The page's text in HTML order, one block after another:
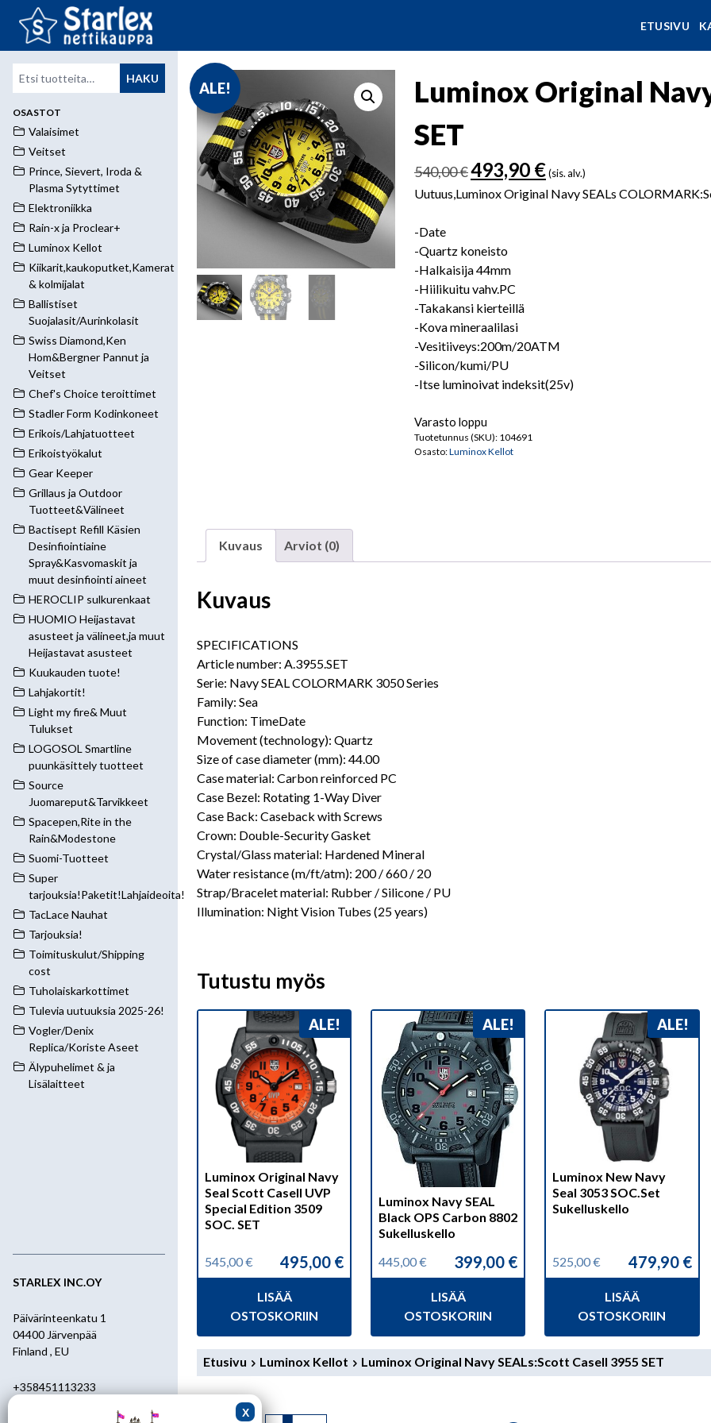
ETUSIVU
Etsi: HAKU
OSASTOT
Valaisimet
Veitset
Prince, Sievert, Iroda &
Plasma Sytyttimet
Elektroniikka
Rain-x ja Proclear+
Luminox Kellot
Kiikarit,kaukoputket,Kamerat
& kolmijalat
Ballistiset
Suojalasit/Aurinkolasit
Swiss Diamond,Ken
Hom&Bergner Pannut ja
Veitset
Chef's Choice teroittimet
Stadler Form Kodinkoneet
Erikois/Lahjatuotteet
Erikoistyökalut
Gear Keeper
Grillaus ja Outdoor
Tuotteet&Välineet
Bactisept Refill Käsien
Desinfiointiaine
Spray&Kasvomaskit ja
muut desinfiointi aineet
HEROCLIP sulkurenkaat
HUOMIO Heijastavat
asusteet ja välineet,ja muut
Heijastavat asusteet
Kuukauden tuote!
Lahjakortit!
Light my fire& Muut
Tulukset
LOGOSOL Smartline
puunkäsittely tuotteet
Source
Juomareput&Tarvikkeet
Spacepen,Rite in the
Rain&Modestone
Suomi-Tuotteet
Super
tarjouksia!Paketit!Lahjaideoita!
TacLace Nauhat
Tarjouksia!
Toimituskulut/Shipping
cost
Tuholaiskarkottimet
Tulevia uutuuksia 2025-26!
Vogler/Denix
Replica/Koriste Aseet
Älypuhelimet & ja
Lisälaitteet
STARLEX INC.OY
Päivärinteenkatu 1
04400 Järvenpää
Finland , EU
+358451113233
ALE!
Luminox Original
SET
540,00€ Alkuperäinen
hinta
oli:
493,90 €Nykyinen
hinta
on:
(sis. alv.)
Uutuus,Luminox Original Navy SEALs
-Date
-Quartz koneisto
-Halkaisija 44mm
-Hiilikuitu vahv.PC
-Takakansi kierteillä
-Kova mineraalilasi
-Vesitiiveys:200m/20ATM
-Silicon/kumi/PU
-Itse luminoivat indeksit(25v)
Varasto loppu
Tuotetunnus (SKU): 104691
Osasto:Luminox Kellot
Kuvaus Arviot (0)
Kuvaus
SPECIFICATIONS
Article number: A.3955.SET
Serie: Navy SEAL COLORMARK 3050 Series
Family: Sea
Function: TimeDate
Movement (technology): Quartz
Size of case diameter (mm): 44.00
Case material: Carbon reinforced PC
Case Bezel: Rotating 1-Way Diver
Case Back: Caseback with Screws
Crown: Double-Security Gasket
Crystal/Glass material: Hardened Mineral
Water resistance (m/ft/atm): 200 / 660 / 20
Strap/Bracelet material: Rubber / Silicone / PU
Illumination: Night Vision Tubes (25 years)
Tutustu myös
ALE!
Luminox Original Navy
Seal Scott Casell UVP
Special Edition 3509
SOC. SET
545,00€
Alkuperäinen
545,00 €.
495,00 €
Nykyinen
495,00 €.
LISÄÄ
OSTOSKORIIN
ALE!
Luminox Navy SEAL
Black OPS Carbon 8802
Sukelluskello
445,00€
Alkuperäinen
445,00 €.
399,00 €
Nykyinen
399,00 €.
LISÄÄ
OSTOSKORIIN
ALE!
Luminox New Navy
Seal 3053 SOC.Set
Sukelluskello
525,00€
Alkuperäinen
525,00 €.
479,90 €
Nykyinen
479,90 €.
LISÄÄ
OSTOSKORIIN
Etusivu Luminox Kellot Luminox Original Navy SEALs:Scott Casell 3955 SET